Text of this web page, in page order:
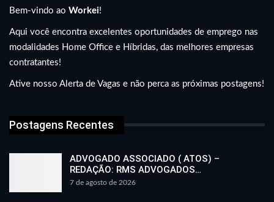
Bem-vindo ao Workei!
Aqui você encontra excelentes oportunidades de emprego nas
modalidades Home Office e Híbridas, das melhores empresas
contratantes!
Ative nosso Alerta de Vagas e não perca as próximas postagens!
Postagens Recentes
ADVOGADO ASSOCIADO ( ATOS) –
REDAÇÃO: RMS ADVOGADOS…
7 de agosto de 2026